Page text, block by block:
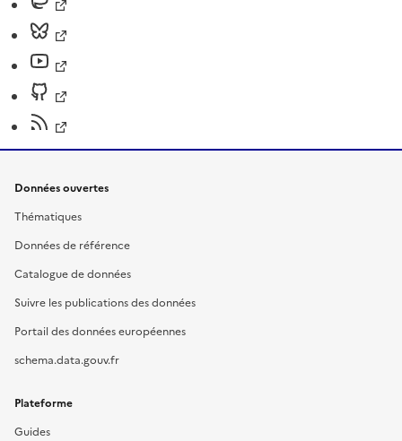
Données ouvertes
Thématiques
Données de référence
Catalogue de données
Suivre les publications des données
Portail des données européennes
schema.data.gouv.fr
Plateforme
Guides